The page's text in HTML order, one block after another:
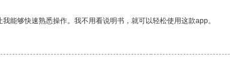
能够快速熟悉操作。我不用看说明书，就可以轻松使用这款app。